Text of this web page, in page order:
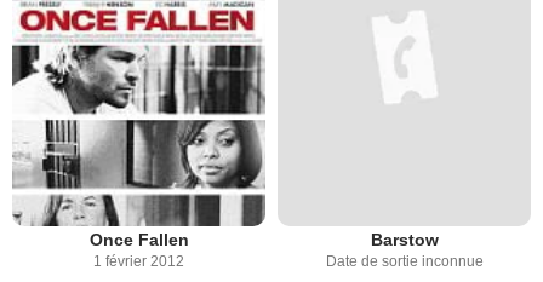
Once Fallen
1 février 2012
Barstow
Date de sortie inconnue